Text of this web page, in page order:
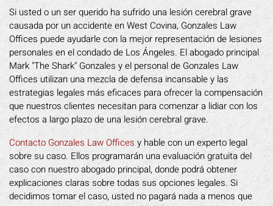
Si usted o un ser querido ha sufrido una lesión cerebral grave
causada por un accidente en West Covina, Gonzales Law
Offices puede ayudarle con la mejor representación de lesiones
personales en el condado de Los Ángeles. El abogado principal
Mark "The Shark" Gonzales y el personal de Gonzales Law
Offices utilizan una mezcla de defensa incansable y las
estrategias legales más eficaces para ofrecer la compensación
que nuestros clientes necesitan para comenzar a lidiar con los
efectos a largo plazo de una lesión cerebral grave.
Contacto Gonzales Law Offices y hable con un experto legal
sobre su caso. Ellos programarán una evaluación gratuita del
caso con nuestro abogado principal, donde podrá obtener
explicaciones claras sobre todas sus opciones legales. Si
decidimos tomar el caso, usted no pagará nada a menos que